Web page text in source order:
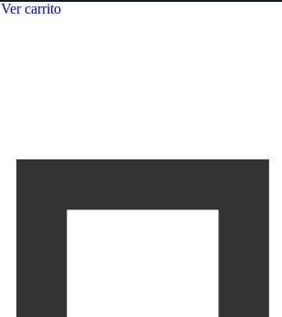
Ver carrito